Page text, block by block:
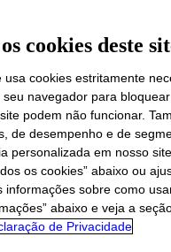
TÉCNICO OPÇÕES DE
cookies deste
usa cookies estritamente
navegador para
podem não funcionar.
de desempenho e de
personalizada em nosso
os cookies” abaixo ou
informações sobre como
abaixo e veja a
de Privacidade